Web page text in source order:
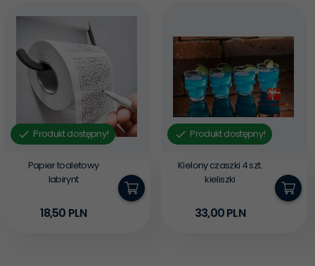
Produkt dostępny!
Papier toaletowy
labirynt
18,50 PLN
Produkt dostępny!
Kielony czaszki 4 szt.
kieliszki
33,00PLN